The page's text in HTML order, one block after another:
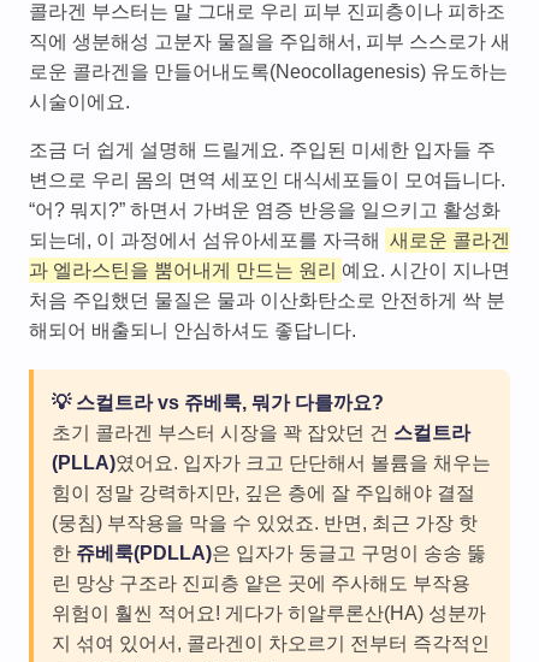
콜라겐 부스터는 말 그대로 우리 피부 진피층이나 피하조
직에 생분해성 고분자 물질을 주입해서, 피부 스스로가 새
로운 콜라겐을 만들어내도록(Neocollagenesis) 유도하는
시술이에요.
조금 더 쉽게 설명해 드릴게요. 주입된 미세한 입자들 주
변으로 우리 몸의 면역 세포인 대식세포들이 모여듭니다.
“어? 뭐지?” 하면서 가벼운 염증 반응을 일으키고 활성화
되는데, 이 과정에서 섬유아세포를 자극해
새로운 콜라겐
과 엘라스틴을 뿜어내게 만드는 원리 예요. 시간이 지나면
처음 주입했던 물질은 물과 이산화탄소로 안전하게 싹 분
해되어 배출되니 안심하셔도 좋답니다.
💡 스컬트라 vs 쥬베룩, 뭐가 다를까요?
초기 콜라겐 부스터 시장을 꽉 잡았던 건 스컬트라
(PLLA)였어요. 입자가 크고 단단해서 볼륨을 채우는
힘이 정말 강력하지만, 깊은 층에 잘 주입해야 결절
(뭉침) 부작용을 막을 수 있었죠. 반면, 최근 가장 핫
한 쥬베룩(PDLLA)은 입자가 둥글고 구멍이 송송 뚫
린 망상 구조라 진피층 얕은 곳에 주사해도 부작용
위험이 훨씬 적어요! 게다가 히알루론산(HA) 성분까
지 섞여 있어서, 콜라겐이 차오르기 전부터 즉각적인